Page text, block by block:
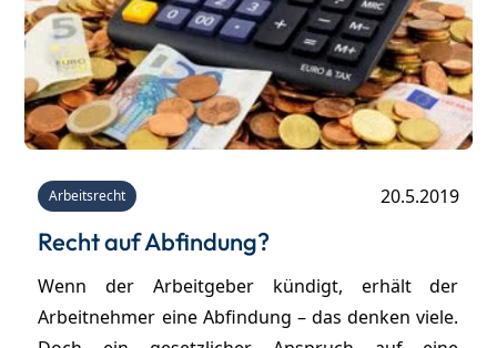
Arbeitsrecht 20.5.2019
Recht auf Abfindung?
Wenn der Arbeitgeber kündigt, erhält der
Arbeitnehmer eine Abfindung – das denken viele.